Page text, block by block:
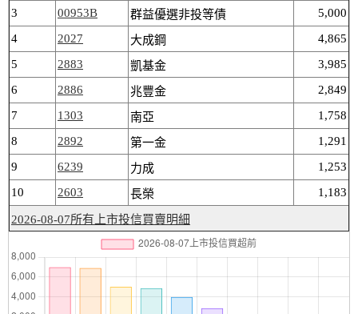
3
00953B 群益優選非投等債
5,000
4
2027 大成鋼
4,865
5
2883 凱基金
3,985
6
2886 兆豐金
2,849
7
1303 南亞
1,758
8
2892 第一金
1,291
9
6239 力成
1,253
10
2603 長榮 1,183
2026-08-07所有上市投信買賣明細